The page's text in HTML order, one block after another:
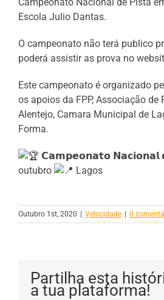
Escola Julio Dantas.
O campeonato não terá publico
poderá assistir as prova no
Este campeonato é organizado
os apoios da FPP, Associação de
Alentejo, Camara Municipal de
Forma.
𝗖𝗮𝗺𝗽𝗲𝗼𝗻𝗮𝘁𝗼 𝗡𝗮𝗰𝗶𝗼𝗻𝗮𝗹
outubro
Lagos
Outubro 1st, 2020 Velocidade 0
Partilha esta
a tua plataforma!